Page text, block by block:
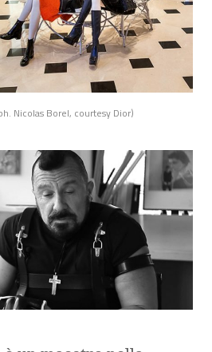
Nicolas Borel, courtesy Dior)